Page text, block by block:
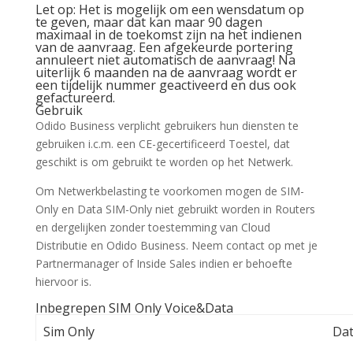
Let op: Het is mogelijk om een wensdatum op
te geven, maar dat kan maar 90 dagen
maximaal in de toekomst zijn na het indienen
van de aanvraag. Een afgekeurde portering
annuleert niet automatisch de aanvraag! Na
uiterlijk 6 maanden na de aanvraag wordt er
een tijdelijk nummer geactiveerd en dus ook
gefactureerd.
Gebruik
Odido Business verplicht gebruikers hun diensten te
gebruiken i.c.m. een CE-gecertificeerd Toestel, dat
geschikt is om gebruikt te worden op het Netwerk.
Om Netwerkbelasting te voorkomen mogen de SIM-
Only en Data SIM-Only niet gebruikt worden in Routers
en dergelijken zonder toestemming van Cloud
Distributie en Odido Business. Neem contact op met je
Partnermanager of Inside Sales indien er behoefte
hiervoor is.
Inbegrepen SIM Only Voice&Data
Sim Only